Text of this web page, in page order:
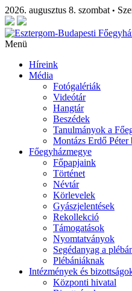
2026. augusztus 8. szombat •
Menü
Híreink
Média
Fotógalériák
Videótár
Hangtár
Beszédek
Tanulmányok a
Montázs Erdő Péter
Főegyházmegye
Főpapjaink
Történet
Névtár
Körlevelek
Gyászjelentések
Rekollekció
Támogatások
Nyomtatványok
Segédanyag a
Plébániáknak
Intézmények és
Központi hivatal